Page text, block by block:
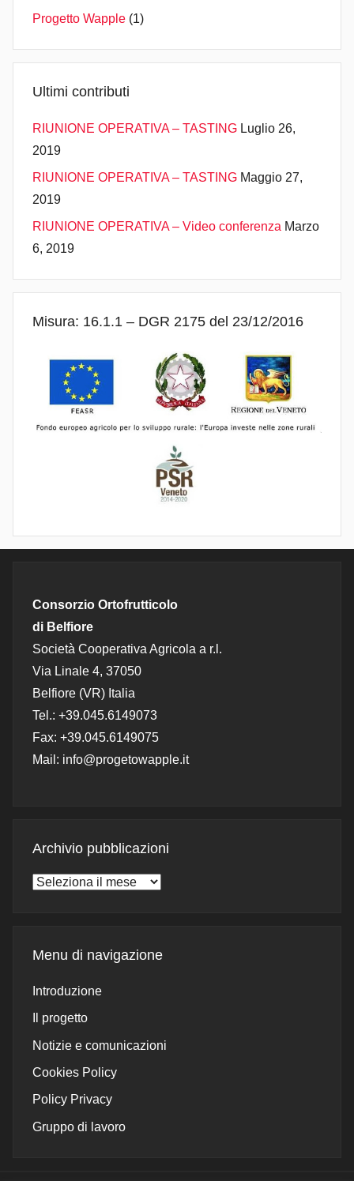
Progetto Wapple (1)
Ultimi contributi
RIUNIONE OPERATIVA – TASTING Luglio 26,
2019
RIUNIONE OPERATIVA – TASTING Maggio 27,
2019
RIUNIONE OPERATIVA – Video conferenza Marzo
6, 2019
Misura: 16.1.1 – DGR 2175 del 23/12/2016
Consorzio Ortofrutticolo
di Belfiore
Società Cooperativa Agricola a r.l.
Via Linale 4, 37050
Belfiore (VR) Italia
Tel.: +39.045.6149073
Fax: +39.045.6149075
Mail: info@progetowapple.it
Archivio pubblicazioni
Archivio
Menu di navigazione
Introduzione
Il progetto
Notizie e comunicazioni
Cookies Policy
Policy Privacy
Gruppo di lavoro